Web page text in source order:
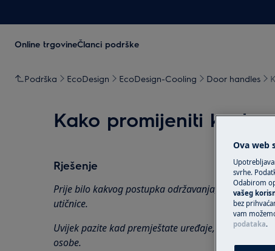
Online trgovineČlanci podrške
Podrška EcoDesign EcoDesign-Cooling Door handles
Kako promijeniti kvaku
Rješenje
Prije bilo kakvog postupka održavanja, isključite
utičnice.
Uvijek pazite kad premještate uređaje, za teške
osobe.
Ova web
svrhe.
Odabirom
vašeg
bez
vam
podataka.